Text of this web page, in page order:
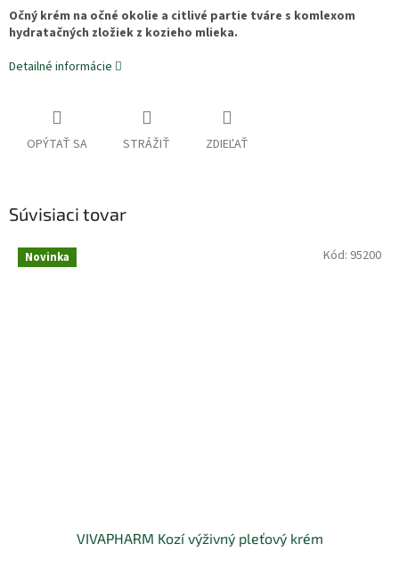
Očný krém na očné okolie a citlivé partie tváre s komlexom
hydratačných zložiek z kozieho mlieka.
Detailné informácie
OPÝTAŤ SA STRÁŽIŤ ZDIEĽAŤ
Súvisiaci tovar
Novinka
VIVAPHARM Kozí výživný pleťový krém
Kód: 95200